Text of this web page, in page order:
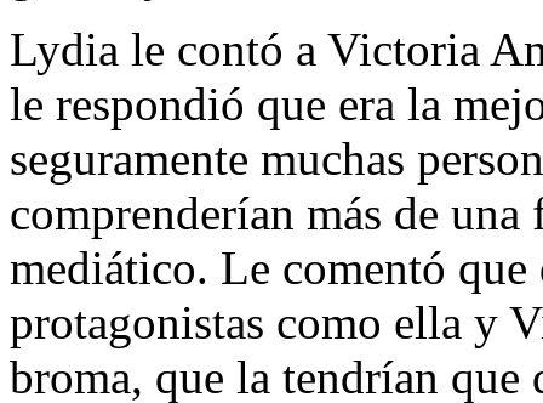
Lydia le contó a Victoria
le respondió que era la
seguramente muchas
comprenderían más de
mediático. Le comentó
protagonistas como ella y
broma, que la tendrían